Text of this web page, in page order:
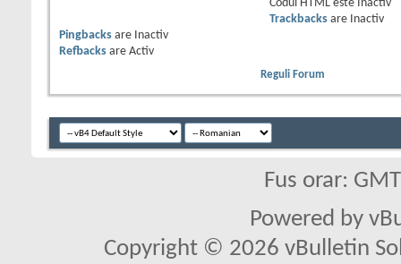
Codul HTML este
Inactiv
Trackbacksare
Inactiv
Pingbacks are
Inactiv
Refbacks are Activ
Reguli Forum
Fus orar:
Powered by
Copyright © 2026 vBulletin